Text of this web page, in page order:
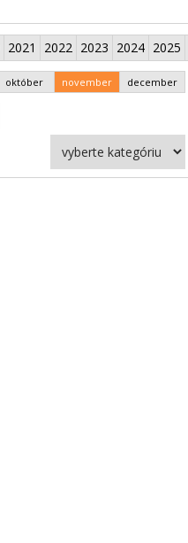
2021 2022 2023 2024 2025
október november december